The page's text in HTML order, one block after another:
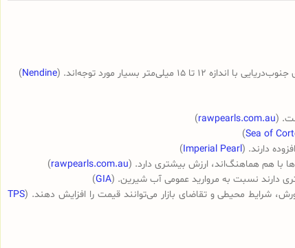
بسیار مورد توجه‌اند. ( Nendine
)
(
rawpearls.com.au
)
Sea of
)
دارند. (Imperial Pearl
)
با هم هماهنگ‌اند، ارزش بیشتری دارد. (rawpearls.com.au
)
دارند نسبت به مروارید عمومی آب شیرین. (GIA
)
شرایط محیطی و تقاضای بازار می‌توانند قیمت را افزایش دهند. (TPS